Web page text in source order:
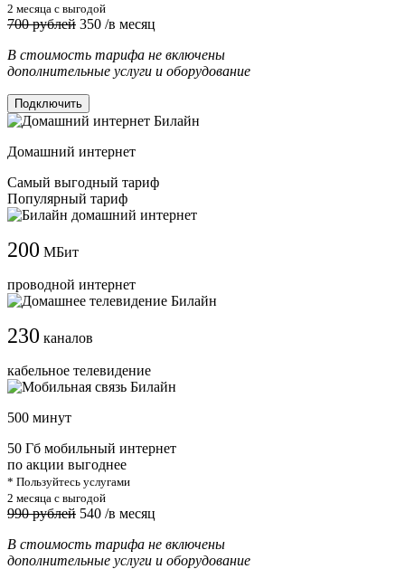
2 месяца с выгодой
700 рублей 350 /в месяц
В стоимость тарифа не включены
дополнительные услуги и оборудование
Подключить
Домашний интернет
Самый выгодный тариф
Популярный тариф
200 МБит
проводной интернет
230 каналов
кабельное телевидение
500 минут
50 Гб мобильный интернет
по акции выгоднее
* Пользуйтесь услугами
2 месяца с выгодой
990 рублей 540 /в месяц
В стоимость тарифа не включены
дополнительные услуги и оборудование